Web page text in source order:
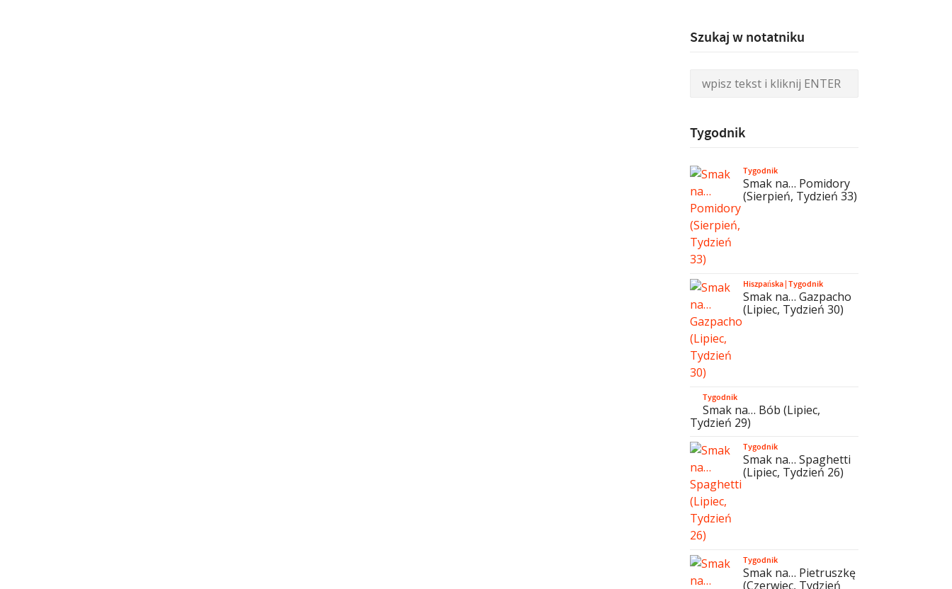
Szukaj w notatniku
Tygodnik
Tygodnik
Smak na… Pomidory
(Sierpień, Tydzień 33)
Hiszpańska|Tygodnik
Smak na… Gazpacho
(Lipiec, Tydzień 30)
Tygodnik
Smak na… Bób (Lipiec,
Tydzień 29)
Tygodnik
Smak na… Spaghetti
(Lipiec, Tydzień 26)
Tygodnik
Smak na… Pietruszkę
(Czerwiec, Tydzień